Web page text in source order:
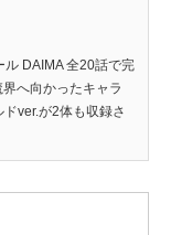
ル DAIMA 全20話で完
へ向かったキャラ
ver.が2体も収録さ